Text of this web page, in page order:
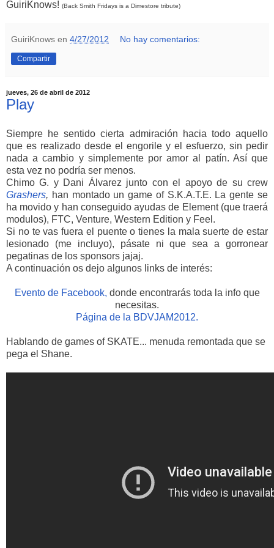
GuiriKnows! (Back Smith Fridays is a Dimestore tribute)
GuiriKnows en 4/27/2012 No hay comentarios:
Compartir
jueves, 26 de abril de 2012
Play
Siempre he sentido cierta admiración hacia todo aquello
que es realizado desde el engorile y el esfuerzo, sin pedir
nada a cambio y simplemente por amor al patín. Así que
esta vez no podría ser menos.
Chimo G. y Dani Álvarez junto con el apoyo de su crew
Grashers, han montado un game of S.K.A.T.E. La gente se
ha movido y han conseguido ayudas de Element (que traerá
modulos), FTC, Venture, Western Edition y Feel.
Si no te vas fuera el puente o tienes la mala suerte de estar
lesionado (me incluyo), pásate ni que sea a gorronear
pegatinas de los sponsors jajaj.
A continuación os dejo algunos links de interés:
Evento de Facebook, donde encontrarás toda la info que
necesitas.
Página de la BDVJAM2012.
Hablando de games of SKATE... menuda remontada que se
pega el Shane.